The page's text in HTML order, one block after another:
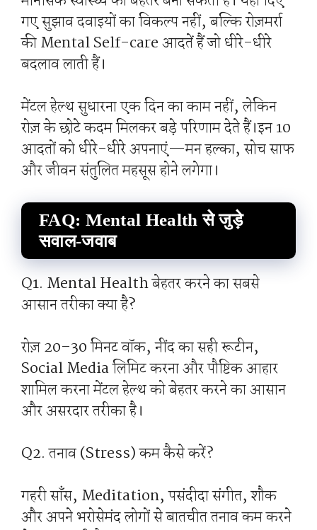
गए सुझाव दवाइयों का विकल्प नहीं, बल्कि रोज़मर्रा
की Mental Self-care आदतें हैं जो धीरे-धीरे
बदलाव लाती हैं।
मेंटल हेल्थ सुधारना एक दिन का काम नहीं, लेकिन
रोज़ के छोटे कदम मिलकर बड़े परिणाम देते हैं।इन 10
आदतों को धीरे-धीरे अपनाएं—मन हल्का, सोच साफ
और जीवन संतुलित महसूस होने लगेगा।
FAQ: Mental Health से जुड़े
सवाल-जवाब
Q1. Mental Health बेहतर करने का सबसे
आसान तरीका क्या है?
रोज़ 20–30 मिनट वॉक, नींद का सही रूटीन,
Social Media लिमिट करना और पौष्टिक आहार
शामिल करना मेंटल हेल्थ को बेहतर करने का आसान
और असरदार तरीका है।
Q2. तनाव (Stress) कम कैसे करें?
गहरी साँस, Meditation, पसंदीदा संगीत, शौक
और अपने भरोसेमंद लोगों से बातचीत तनाव कम करने